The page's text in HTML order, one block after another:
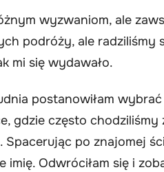
wyzwaniom, ale
podróży, ale radziliśmy
mi się wydawało.
postanowiłam
gdzie często
po znajomej
imię. Odwróciłam się i